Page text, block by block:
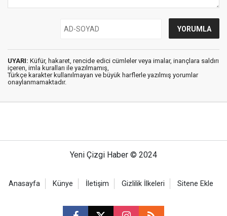
UYARI: Küfür, hakaret, rencide edici cümleler veya imalar, inançlara saldırı
içeren, imla kuralları ile yazılmamış,
Türkçe karakter kullanılmayan ve büyük harflerle yazılmış yorumlar
onaylanmamaktadır.
Yeni Çizgi Haber © 2024
Anasayfa Künye İletişim Gizlilik İlkeleri Sitene Ekle